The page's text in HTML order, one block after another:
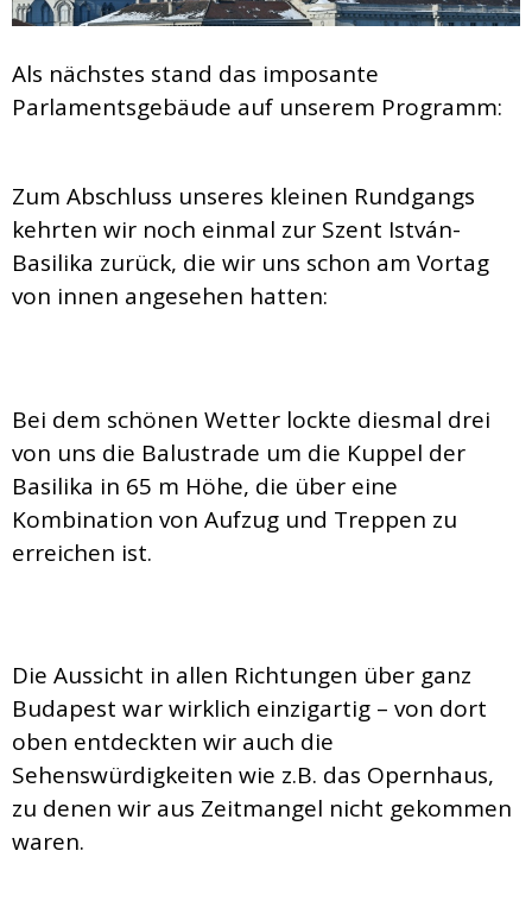
Als nächstes stand das imposante
Parlamentsgebäude auf unserem Programm:
Zum Abschluss unseres kleinen Rundgangs
kehrten wir noch einmal zur Szent István-
Basilika zurück, die wir uns schon am Vortag
von innen angesehen hatten:
Bei dem schönen Wetter lockte diesmal drei
von uns die Balustrade um die Kuppel der
Basilika in 65 m Höhe, die über eine
Kombination von Aufzug und Treppen zu
erreichen ist.
Die Aussicht in allen Richtungen über ganz
Budapest war wirklich einzigartig – von dort
oben entdeckten wir auch die
Sehenswürdigkeiten wie z.B. das Opernhaus,
zu denen wir aus Zeitmangel nicht gekommen
waren.